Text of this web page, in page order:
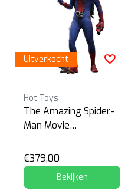
Uitverkocht
Hot Toys
The Amazing Spider-
Man Movie
€379,00
Bekijken